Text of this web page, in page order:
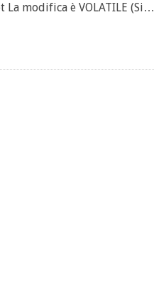
La modifica è VOLATILE (Si…